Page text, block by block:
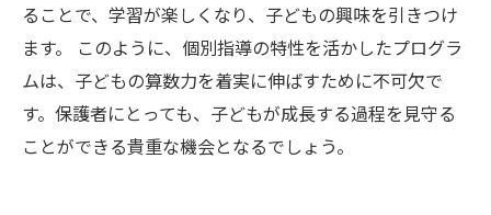
ることで、学習が楽しくなり、子どもの興味を引きつけ
ます。 このように、個別指導の特性を活かしたプログラ
ムは、子どもの算数力を着実に伸ばすために不可欠で
す。保護者にとっても、子どもが成長する過程を見守る
ことができる貴重な機会となるでしょう。